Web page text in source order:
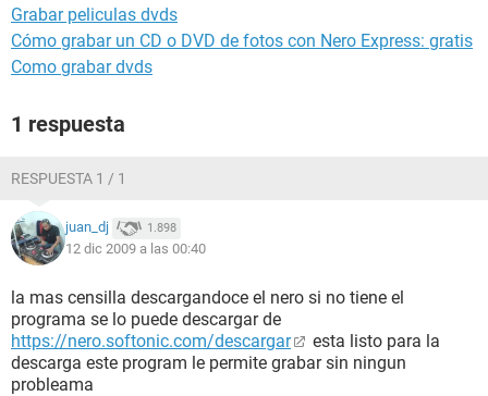
Grabar peliculas dvds
Cómo grabar un CD o DVD de fotos con Nero Express: gratis
Como grabar dvds
1 respuesta
RESPUESTA 1 / 1
juan_dj 1.898
12 dic 2009 a las 00:40
la mas censilla descargandoce el nero si no tiene el
programa se lo puede descargar de
https://nero.softonic.com/descargar
esta listo para la
descarga este program le permite grabar sin ningun
probleama